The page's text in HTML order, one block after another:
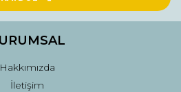
daha pahalı.
Hakkımızda
İletişim